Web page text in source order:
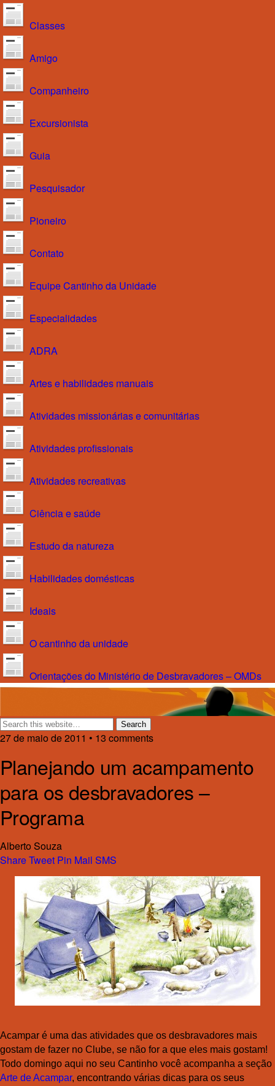
Classes
Amigo
Companheiro
Excursionista
Guia
Pesquisador
Pioneiro
Contato
Equipe Cantinho da Unidade
Especialidades
ADRA
Artes e habilidades manuais
Atividades missionárias e comunitárias
Atividades profissionais
Atividades recreativas
Ciência e saúde
Estudo da natureza
Habilidades domésticas
Ideais
O cantinho da unidade
Orientações do Ministério de Desbravadores – OMDs
27 de maio de 2011 • 13 comments
Planejando um acampamento
para os desbravadores –
Programa
Alberto Souza
ShareTweet Pin Mail SMS
Acampar é uma das atividades que os desbravadores mais
gostam de fazer no Clube, se não for a que eles mais gostam!
Todo domingo aqui no seu Cantinho você acompanha a seção
Arte de Acampar, encontrando várias dicas para os seus